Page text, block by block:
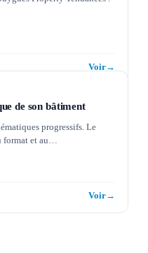
Voir→
de son bâtiment
progressifs. Le
format et au…
Voir→